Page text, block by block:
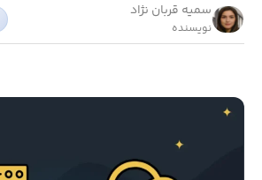
سمیه قربان نژاد
نویسنده